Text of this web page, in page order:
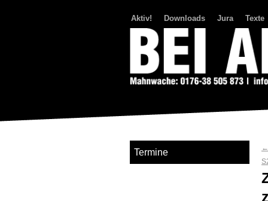
Aktiv! Downloads Jura Texte
←
Termine